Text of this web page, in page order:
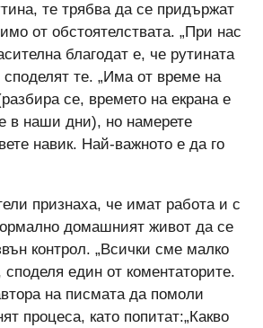
те трябва да се придържат
от обстоятелствата. „При нас
благодат е, че рутината
споделят те. „Има от време на
се, времето на екрана е
в наши дни), но намерете
навик. Най-важното е да го
признаха, че имат работа и с
домашният живот да се
контрол. „Всички сме малко
един от коментаторите.
на писмата да помоли
процеса, като попитат:„Какво